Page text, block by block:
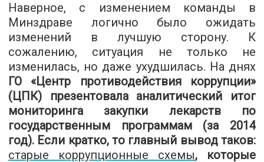
Наверное, с изменением команды в
Минздраве логично было ожидать
изменений в лучшую сторону. К
сожалению, ситуация не только не
изменилась, но даже ухудшилась. На днях
ГО «Центр противодействия коррупции»
(ЦПК) презентовала аналитический итог
мониторинга закупки лекарств по
государственным программам (за 2014
год). Если кратко, то главный вывод таков:
старые коррупционные схемы, которые